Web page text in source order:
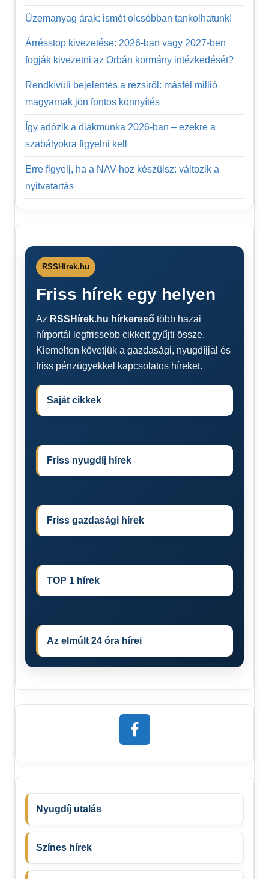
Üzemanyag árak: ismét olcsóbban tankolhatunk!
Árrésstop kivezetése: 2026-ban vagy 2027-ben
fogják kivezetni az Orbán kormány intézkedését?
Rendkívüli bejelentés a rezsiről: másfél millió
magyarnak jön fontos könnyítés
Így adózik a diákmunka 2026-ban – ezekre a
szabályokra figyelni kell
Erre figyelj, ha a NAV-hoz készülsz: változik a
nyitvatartás
RSSHírek.hu
Friss hírek egy helyen
Az RSSHírek.hu hírkereső több hazai
hírportál legfrissebb cikkeit gyűjti össze.
Kiemelten követjük a gazdasági, nyugdíjjal és
friss pénzügyekkel kapcsolatos híreket.
Saját cikkek
Friss nyugdíj hírek
Friss gazdasági hírek
TOP 1 hírek
Az elmúlt 24 óra hírei
Nyugdíj utalás
Színes hírek